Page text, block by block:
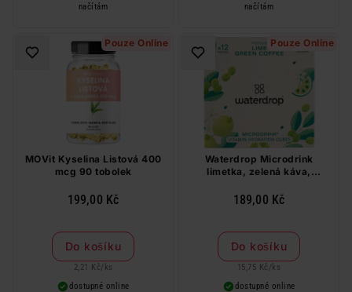
načítám
načítám
Pouze Online
MOVit Kyselina Listová 400
mcg 90 tobolek
199,00 Kč
Do košíku
2,21 Kč/ ks
dostupné online
Pouze Online
Waterdrop Microdrink
limetka, zelená káva,
189,00 Kč
Do košíku
15,75 Kč / ks
dostupné online